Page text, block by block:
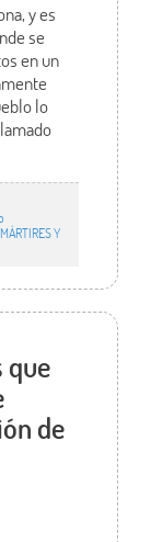
y es
se
en un
lo
Y
que
de